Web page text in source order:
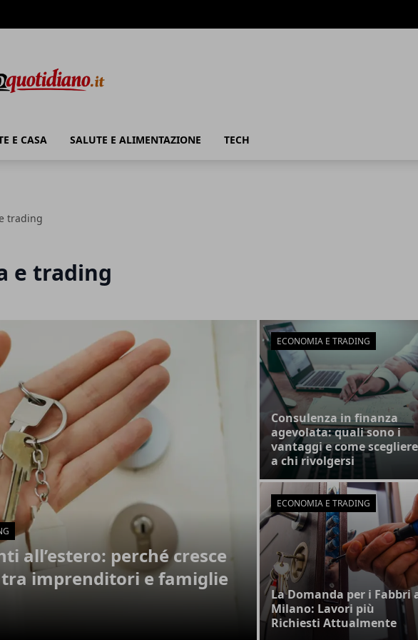
E CASA SALUTE E ALIMENTAZIONE TECH
trading
e trading
all’estero: perché cresce
tra imprenditori e famiglie
ECONOMIA E TRADING
Consulenza in finanza
agevolata: quali sono i
vantaggi e come scegliere
a chi rivolgersi
ECONOMIA E TRADING
La Domanda per i Fabbri
Milano: Lavori più
Richiesti Attualmente